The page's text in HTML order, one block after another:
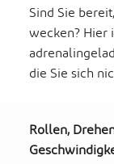
Sind Sie
wecken? Hier
die Sie sich
Rollen,